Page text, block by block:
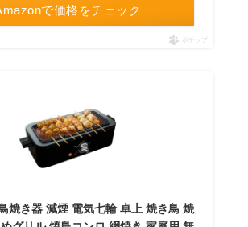
で価格をチェック
ポチップ
焼き器 減煙 電気七輪 卓上 焼き鳥 焼